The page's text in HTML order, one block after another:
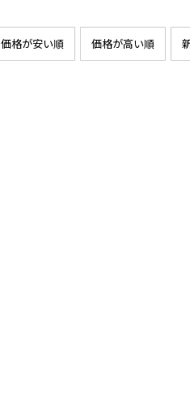
価格が安い順 価格が高い順